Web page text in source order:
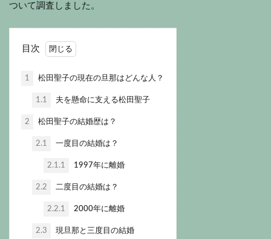
ついて調査しました。
目次
1 松田聖子の現在の旦那はどんな人？
1.1 夫を懸命に支える松田聖子
2 松田聖子の結婚歴は？
2.1 一度目の結婚は？
2.1.1 1997年に離婚
2.2 二度目の結婚は？
2.2.1 2000年に離婚
2.3 現旦那と三度目の結婚